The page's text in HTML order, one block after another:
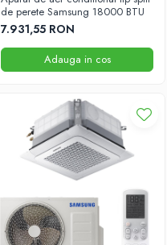
de perete Samsung 18000 BTU
7.931,55 RON
Adauga in cos